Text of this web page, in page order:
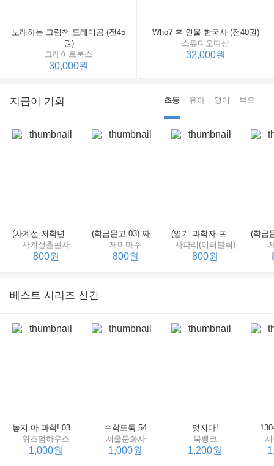
노래하는 그림책 도레미곰 (전45
권)
그레이트북스
30,000원
Who? 후 인물 한국사 (전40권)
스튜디오다산
32,000원
지금이 기회 초등 유아 영어 부모
(사계절 저학년문고 21) 선생님은 모르는 게 너무 많아
사계절출판사
800원
(학급문고 03) 짜장 짬뽕 탕수육
재미마주
800원
(엽기 과학자 프래니 01) 도시락 괴물이 나타났다
사파리(이퍼블릭)
800원
베스트 시리즈 신간
놓지 마 과학! 03 : 정신이 공룡에 정신 놓다
위즈덤하우스
1,000원
수학도둑 54
서울문화사
1,000원
멋지다!
북뱅크
1,200원